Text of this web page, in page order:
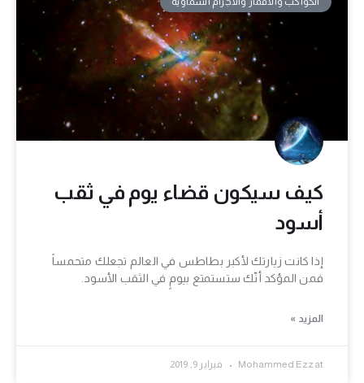
كيف سيكون قضاء يوم في ثقب
أسود
إذا كانت زيارتك لأكبر بطاطس في العالم تجعلك متحمساً
فمن المؤكد أنّك ستستمتع بيومٍ في الثقب الأسود.
المزيد »
Mohammed Ezzat فبراير 9, 2019